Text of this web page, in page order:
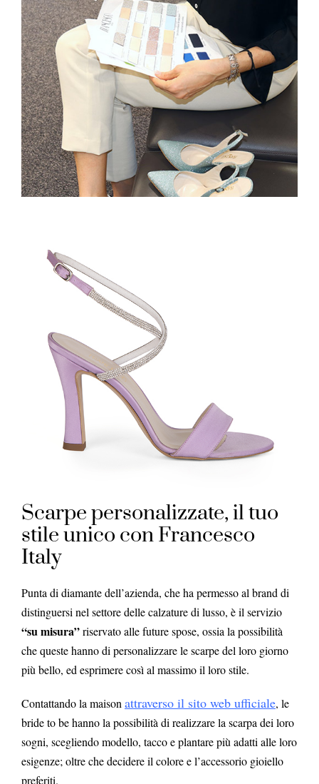
Scarpe personalizzate, il tuo
stile unico con Francesco
Italy
Punta di diamante dell’azienda, che ha permesso al brand di
distinguersi nel settore delle calzature di lusso, è il servizio
“su misura”riservato alle future spose, ossia la possibilità
che queste hanno di personalizzare le scarpe del loro giorno
più bello, ed esprimere così al massimo il loro stile.
Contattando la maisonattraverso il sito web ufficiale, le
bride to be hanno la possibilità di realizzare la scarpa dei loro
sogni, scegliendo modello, tacco e plantare più adatti alle loro
esigenze; oltre che decidere il colore e l’accessorio gioiello
preferiti.